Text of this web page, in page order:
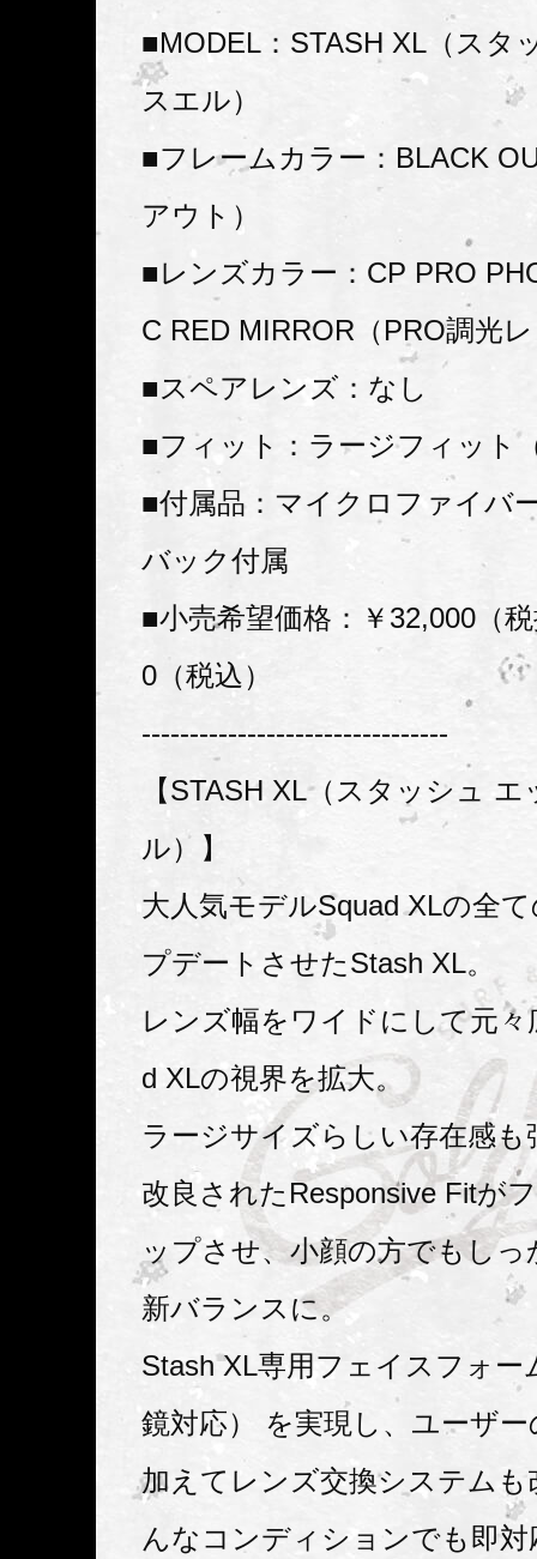
■MODEL：STASH XL（スタ
スエル）
■フレームカラー：BLACK
アウト）
■レンズカラー：CP PRO
C RED MIRROR（PRO調光
■スペアレンズ：なし
■フィット：ラージフィット
■付属品：マイクロファイバ
バック付属
■小売希望価格：￥32,000（
0（税込）
--------------------------------
【STASH XL（スタッシュ
ル）】
大人気モデルSquad XLの全
プデートさせたStash XL。
レンズ幅をワイドにして元々
d XLの視界を拡大。
ラージサイズらしい存在感も
改良されたResponsive Fitが
ップさせ、小顔の方でもし
新バランスに。
Stash XL専用フェイスフォー
鏡対応） を実現し、ユーザ
加えてレンズ交換システムも
んなコンディションでも即対